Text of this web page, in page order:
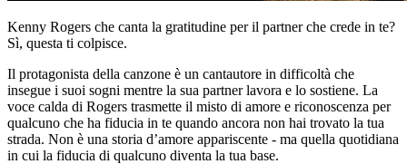
Kenny Rogers che canta la gratitudine per il partner che crede in te?
Sì, questa ti colpisce.
Il protagonista della canzone è un cantautore in difficoltà che
insegue i suoi sogni mentre la sua partner lavora e lo sostiene. La
voce calda di Rogers trasmette il misto di amore e riconoscenza per
qualcuno che ha fiducia in te quando ancora non hai trovato la tua
strada. Non è una storia d’amore appariscente - ma quella quotidiana
in cui la fiducia di qualcuno diventa la tua base.